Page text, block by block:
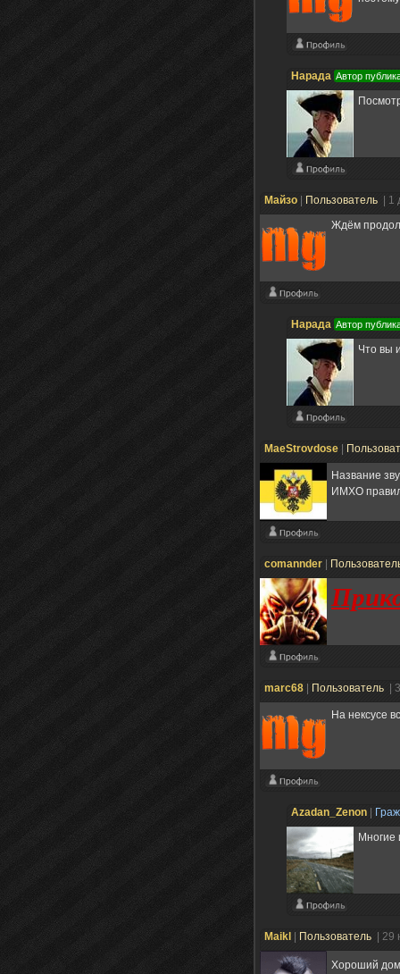
Нарада Автор
Майзо Пользователь
|
Ждём
Нарада Автор
Что вы
MaeStrovdose
Название
ИМХО
comannder
marc68 Пользователь |
На нексусе
Azadan_Zenon
Многие
Maikl Пользователь |
Хороший